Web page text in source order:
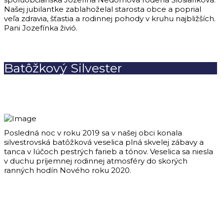
Našej jubilantke zablahoželal starosta obce a poprial
veľa zdravia, šťastia a rodinnej pohody v kruhu najbližších.
Pani Jozefínka živió.
Batôžkový Silvester
Posledná noc v roku 2019 sa v našej obci konala
silvestrovská batôžková veselica plná skvelej zábavy a
tanca v lúčoch pestrých farieb a tónov. Veselica sa niesla
v duchu príjemnej rodinnej atmosféry do skorých
ranných hodín Nového roku 2020.